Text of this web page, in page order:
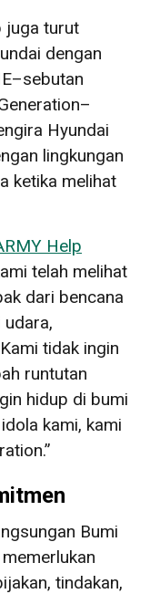
juga turut
dengan
Hyundai
lingkungan
ketika melihat
Help
telah melihat
dari bencana
tidak ingin
runtutan
hidup di bumi
kami, kami
Bumi
memerlukan
tindakan,